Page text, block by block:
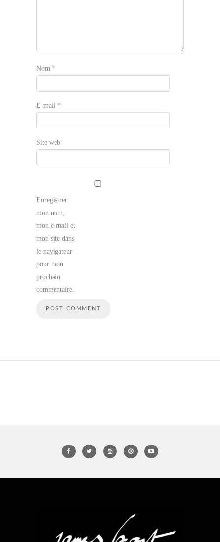
Nom *
E-mail *
Site web
Enregistrer
mon nom,
mon e-mail et
mon site dans
le navigateur
pour mon
prochain
commentaire.